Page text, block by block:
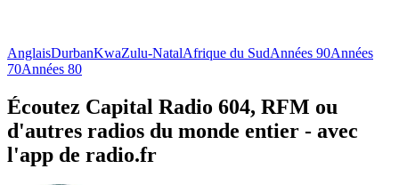
AnglaisDurbanKwaZulu-NatalAfrique du SudAnnées 90Années
70Années 80
Écoutez Capital Radio 604, RFM ou
d'autres radios du monde entier - avec
l'app de radio.fr